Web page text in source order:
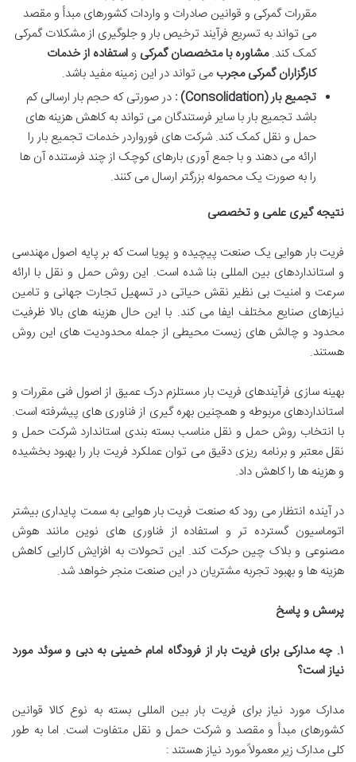
مقررات گمرکی و قوانین صادرات و واردات کشورهای مبدأ و مقصد
می تواند به تسریع فرآیند ترخیص بار و جلوگیری از مشکلات گمرکی
کمک کند.مشاوره با متخصصان گمرکی واستفاده از خدمات
کارگزاران گمرکی مجرب می تواند در این زمینه مفید باشد.
تجمیع بار(Consolidation)
: در صورتی که حجم بار ارسالی کم
باشد تجمیع بار با سایر فرستندگان می تواند به کاهش هزینه های
حمل و نقل کمک کند. شرکت های فورواردر خدمات تجمیع بار را
ارائه می دهند و با جمع آوری بارهای کوچک از چند فرستنده آن ها
را به صورت یک محموله بزرگتر ارسال می کنند.
نتیجه گیری علمی و تخصصی
فریت بار هوایی یک صنعت پیچیده و پویا است که بر پایه اصول مهندسی
و استانداردهای بین المللی بنا شده است. این روش حمل و نقل با ارائه
سرعت و امنیت بی نظیر نقش حیاتی در تسهیل تجارت جهانی و تامین
نیازهای صنایع مختلف ایفا می کند. با این حال هزینه های بالا ظرفیت
محدود و چالش های زیست محیطی از جمله محدودیت های این روش
هستند.
بهینه سازی فرآیندهای فریت بار مستلزم درک عمیق از اصول فنی مقررات و
استانداردهای مربوطه و همچنین بهره گیری از فناوری های پیشرفته است.
با انتخاب روش حمل و نقل مناسب بسته بندی استاندارد شرکت حمل و
نقل معتبر و برنامه ریزی دقیق می توان عملکرد فریت بار را بهبود بخشیده
و هزینه ها را کاهش داد.
در آینده انتظار می رود که صنعت فریت بار هوایی به سمت پایداری بیشتر
اتوماسیون گسترده تر و استفاده از فناوری های نوین مانند هوش
مصنوعی و بلاک چین حرکت کند. این تحولات به افزایش کارایی کاهش
هزینه ها و بهبود تجربه مشتریان در این صنعت منجر خواهد شد.
پرسش و پاسخ
۱.چه مدارکی برای فریت بار از فرودگاه امام خمینی به دبی و سوئد مورد
نیاز است؟
مدارک مورد نیاز برای فریت بار بین المللی بسته به نوع کالا قوانین
کشورهای مبدأ و مقصد و شرکت حمل و نقل متفاوت است. اما به طور
کلی مدارک زیر معمولاً مورد نیاز هستند :